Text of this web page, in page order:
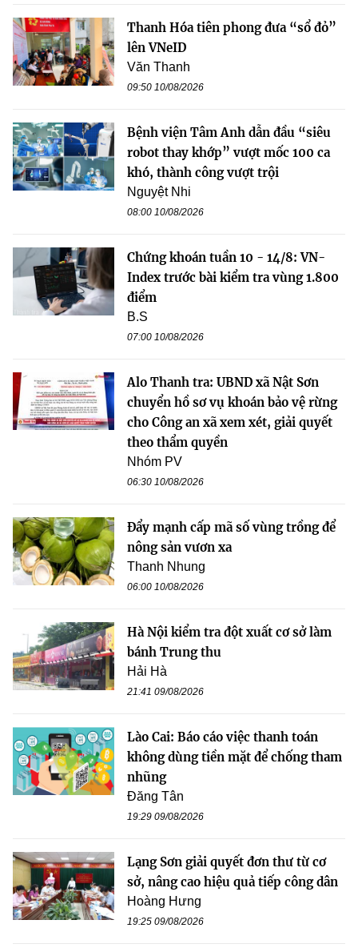
Thanh Hóa tiên phong đưa “sổ đỏ”
lên VNeID
Văn Thanh
09:50 10/08/2026
Bệnh viện Tâm Anh dẫn đầu “siêu
robot thay khớp” vượt mốc 100 ca
khó, thành công vượt trội
Nguyệt Nhi
08:00 10/08/2026
Chứng khoán tuần 10 - 14/8: VN-
Index trước bài kiểm tra vùng 1.800
điểm
B.S
07:00 10/08/2026
Alo Thanh tra: UBND xã Nật Sơn
chuyển hồ sơ vụ khoán bảo vệ rừng
cho Công an xã xem xét, giải quyết
theo thẩm quyền
Nhóm PV
06:30 10/08/2026
Đẩy mạnh cấp mã số vùng trồng để
nông sản vươn xa
Thanh Nhung
06:00 10/08/2026
Hà Nội kiểm tra đột xuất cơ sở làm
bánh Trung thu
Hải Hà
21:41 09/08/2026
Lào Cai: Báo cáo việc thanh toán
không dùng tiền mặt để chống tham
nhũng
Đăng Tân
19:29 09/08/2026
Lạng Sơn giải quyết đơn thư từ cơ
sở, nâng cao hiệu quả tiếp công dân
Hoàng Hưng
19:25 09/08/2026